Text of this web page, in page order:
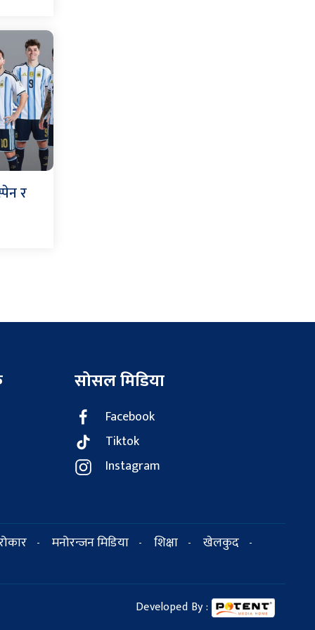
र
सोसल मिडिया
Facebook
Tiktok
Instagram
- मनोरन्जन मिडिया - शिक्षा - खेलकुद -
Developed By :